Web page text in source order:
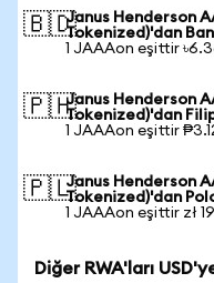
🇧🇩Janus Henderson
Tokenized)'dan
1 JAAAon eşittir
🇵🇭Janus Henderson
Tokenized)'dan
1 JAAAon eşittir
🇵🇱Janus Henderson
Tokenized)'dan
1 JAAAon eşittir zł
Diğer RWA'ları